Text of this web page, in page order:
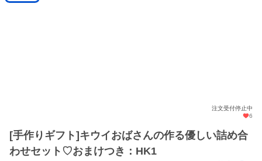
注文受付停止中
6
[手作りギフト]キウイおばさんの作る優しい詰め合
わせセット♡おまけつき：HK1